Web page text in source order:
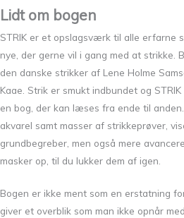
Lidt om bogen
STRIK er et opslagsværk til alle erfarne
nye, der gerne vil i gang med at strikke.
den danske strikker af Lene Holme
Kaae. Strik er smukt indbundet og
en bog, der kan læses fra ende til
akvarel samt masser af strikkeprøver,
grundbegreber, men også mere
masker op, til du lukker dem af igen.
Bogen er ikke ment som en erstatning
giver et overblik som man ikke opnår